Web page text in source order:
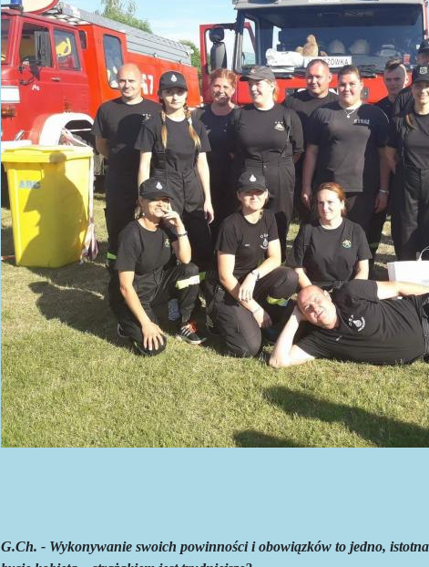
G.Ch. - Wykonywanie swoich powinności i obowiązków to jedno,